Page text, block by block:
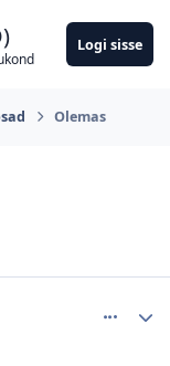
Logi sisse
Olemas